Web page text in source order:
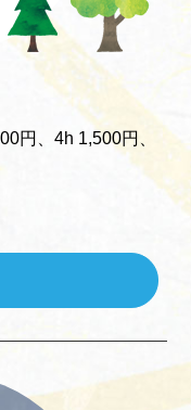
円、4h 1,500円、